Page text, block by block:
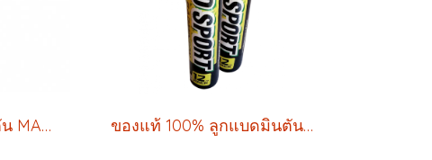
ลูกขนไก่ ลูกแบดมินตัน MAGNUM สีม่วง ของแท้ 100% ลูกแบดมินตัน ลูกขนไก่ Grandsport รหัส 372940